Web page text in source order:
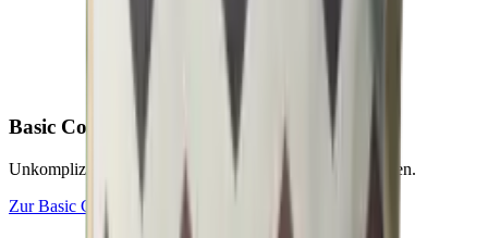
Basic Collection
Unkomplizierte Outdoor-Textilien für starke Saisonflächen.
ZurBasic Collection